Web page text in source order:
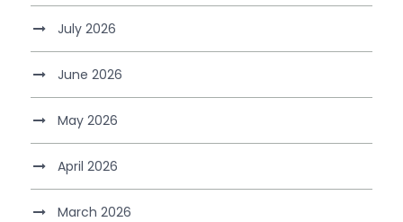
July 2026
June 2026
May 2026
April 2026
March 2026